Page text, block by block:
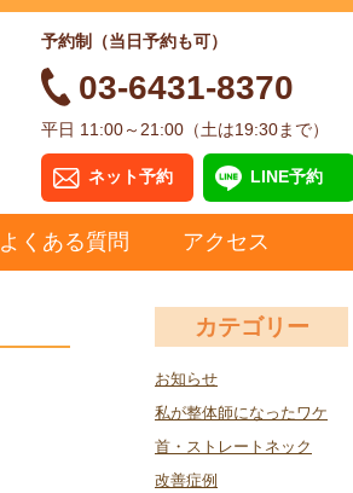
予約制（当日予約も可）
03-6431-8370
平日 11:00～21:00（土は19:30まで）
ネット予約 LINE予約
よくある質問 アクセス
カテゴリー
お知らせ
私が整体師になったワケ
首・ストレートネック
改善症例